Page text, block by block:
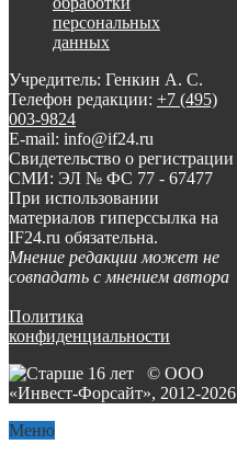
персональных
данных
Учредитель: Генкин А. С.
Телефон редакции: +7 (495)
003-9824
E-mail: info@if24.ru
Свидетельство о регистрации
СМИ: ЭЛ № ФС 77 - 67477
При использовании
материалов гиперссылка на
IF24.ru обязательна.
Мнение редакции может не
совпадать с мнением автора
Политика
конфиденциальности
© ООО
«Инвест-Форсайт», 2012-2026
Меню